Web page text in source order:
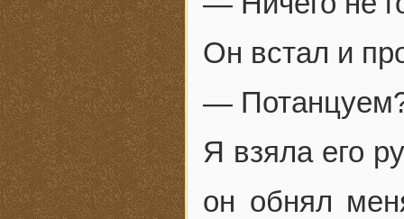
Он встал и
—
Я взяла его
он обнял